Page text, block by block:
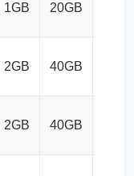
1GB 20GB
2GB 40GB
2GB 40GB